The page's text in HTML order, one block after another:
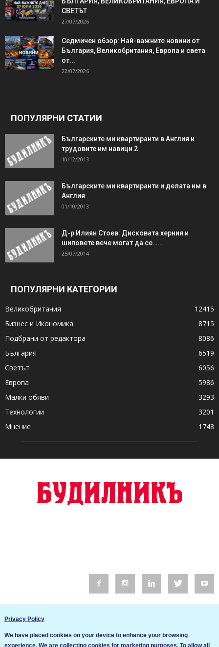
СВЕТЪТ
27/07/2026
Седмичен обзор: Най-важните новини от
България, Великобритания, Европа и света
от...
22/07/2026
ПОПУЛЯРНИ СТАТИИ
Българските ми квартиранти в Англия и
трудовите им навици 2
10/12/2013
Българските ми квартиранти и делата им в
Англия
01/10/2013
Д-р Илиян Стоев: Дисковата херния и
шиповете вече могат да се…...
25/07/2014
ПОПУЛЯРНИ КАТЕГОРИИ
Великобритания
12415
Бизнес и Икономика
8715
Подбрани от редактора
8086
България
6519
Светът
6056
Европа
5986
Малки обяви
3293
Технологии
3201
Мнение
1748
Privacy Policy
We have placed cookies on your device to enhance your browsing
experience. We are collecting cookies for marketing purposes. To allow all